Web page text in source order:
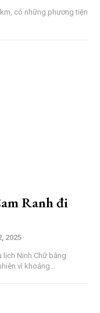
có những phương tiện
Ranh đi
2025
lịch Ninh Chữ bằng
vì khoảng...